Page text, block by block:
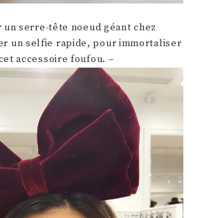
un serre-tête noeud géant chez
un selfie rapide, pour immortaliser
accessoire foufou. –